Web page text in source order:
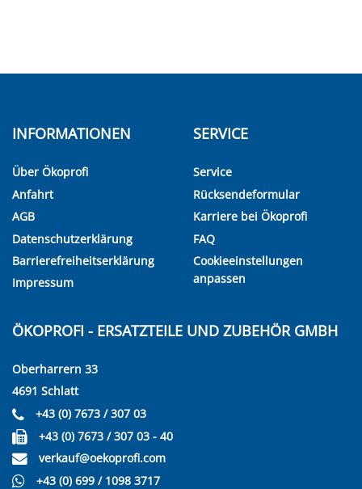
INFORMATIONEN
Über Ökoprofi
Anfahrt
AGB
Datenschutzerklärung
Barrierefreiheitserklärung
Impressum
SERVICE
Service
Rücksendeformular
Karriere bei Ökoprofi
FAQ
Cookieeinstellungen
anpassen
ÖKOPROFI - ERSATZTEILE UND ZUBEHÖR GMBH
Oberharrern 33
4691 Schlatt
+43 (0) 7673 / 307 03
+43 (0) 7673 / 307 03 - 40
verkauf@oekoprofi.com
+43 (0) 699 / 1098 3717